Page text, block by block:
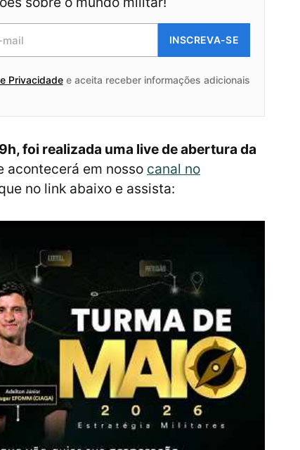
INSCREVA-SE
Privacidadee aceita receber informações adicionais
foi realizada uma live de abertura da
acontecerá em nosso canal no
no link abaixo e assista: